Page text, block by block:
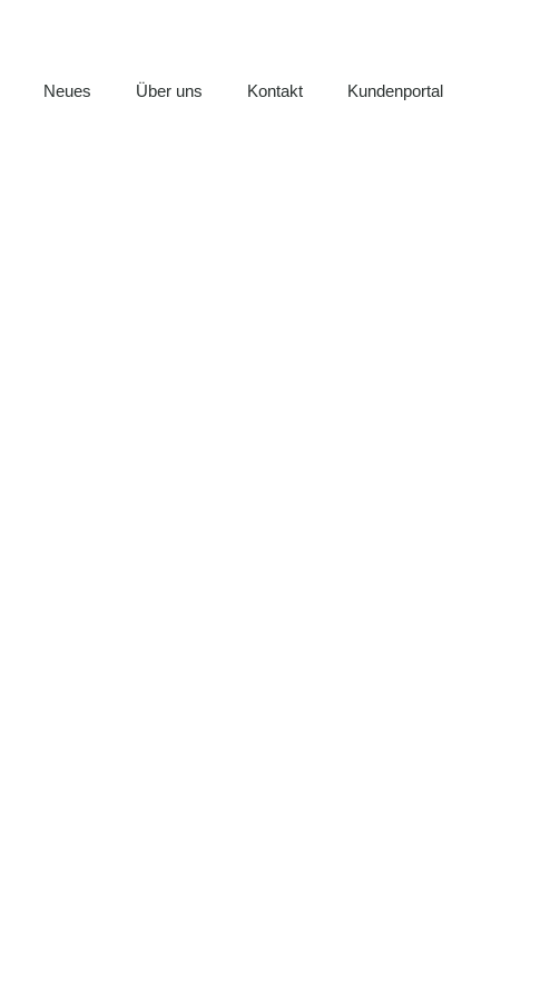
Neues Über uns Kontakt Kundenportal